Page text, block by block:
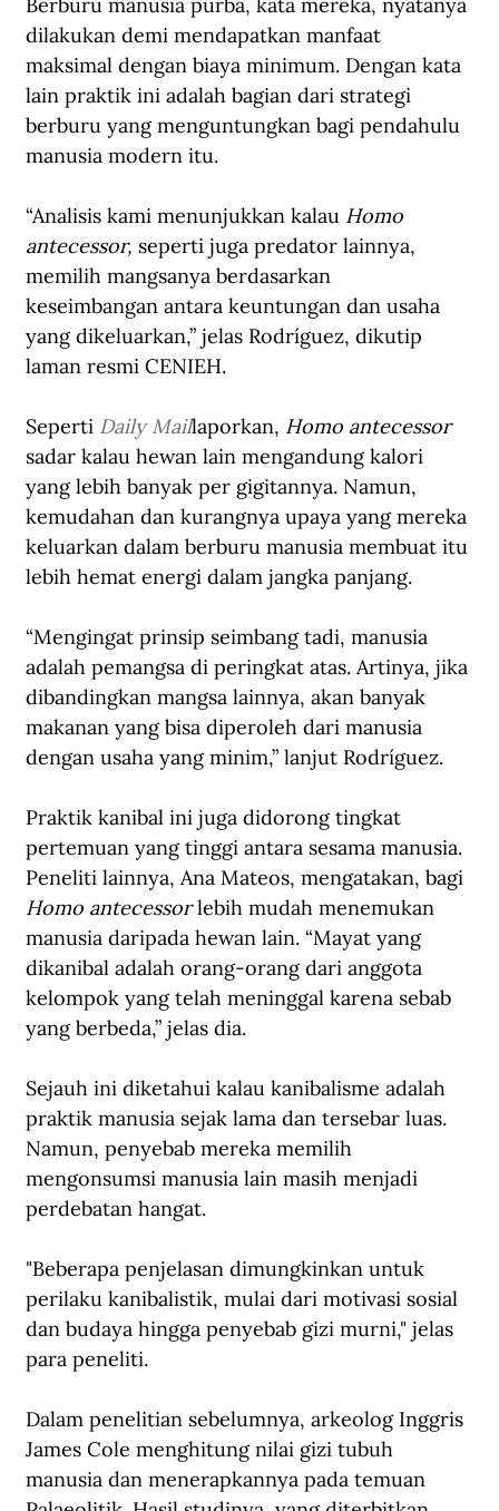
Berburu manusia purba, kata mereka, nyatanya
dilakukan demi mendapatkan manfaat
maksimal dengan biaya minimum. Dengan kata
lain praktik ini adalah bagian dari strategi
berburu yang menguntungkan bagi pendahulu
manusia modern itu.
“Analisis kami menunjukkan kalau Homo
antecessor, seperti juga predator lainnya,
memilih mangsanya berdasarkan
keseimbangan antara keuntungan dan usaha
yang dikeluarkan,” jelas Rodríguez, dikutip
laman resmi CENIEH.
Seperti Daily Maillaporkan, Homo antecessor
sadar kalau hewan lain mengandung kalori
yang lebih banyak per gigitannya. Namun,
kemudahan dan kurangnya upaya yang mereka
keluarkan dalam berburu manusia membuat itu
lebih hemat energi dalam jangka panjang.
“Mengingat prinsip seimbang tadi, manusia
adalah pemangsa di peringkat atas. Artinya, jika
dibandingkan mangsa lainnya, akan banyak
makanan yang bisa diperoleh dari manusia
dengan usaha yang minim,” lanjut Rodríguez.
Praktik kanibal ini juga didorong tingkat
pertemuan yang tinggi antara sesama manusia.
Peneliti lainnya, Ana Mateos, mengatakan, bagi
Homo antecessor lebih mudah menemukan
manusia daripada hewan lain. “Mayat yang
dikanibal adalah orang-orang dari anggota
kelompok yang telah meninggal karena sebab
yang berbeda,” jelas dia.
Sejauh ini diketahui kalau kanibalisme adalah
praktik manusia sejak lama dan tersebar luas.
Namun, penyebab mereka memilih
mengonsumsi manusia lain masih menjadi
perdebatan hangat.
"Beberapa penjelasan dimungkinkan untuk
perilaku kanibalistik, mulai dari motivasi sosial
dan budaya hingga penyebab gizi murni," jelas
para peneliti.
Dalam penelitian sebelumnya, arkeolog Inggris
James Cole menghitung nilai gizi tubuh
manusia dan menerapkannya pada temuan